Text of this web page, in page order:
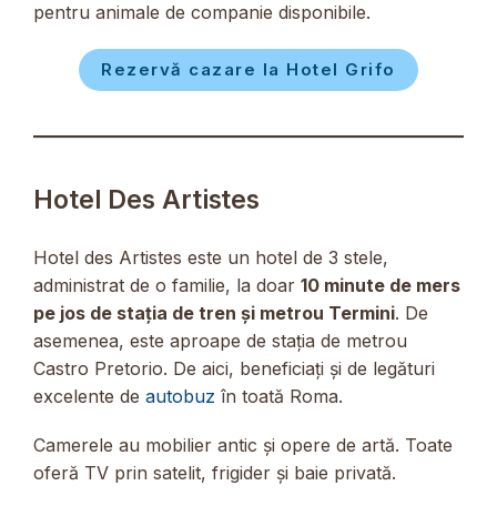
pentru animale de companie disponibile.
Rezervă cazare la Hotel Grifo
Hotel Des Artistes
Hotel des Artistes este un hotel de 3 stele,
administrat de o familie, la doar 10 minute de mers
pe jos de stația de tren și metrou Termini. De
asemenea, este aproape de stația de metrou
Castro Pretorio. De aici, beneficiați și de legături
excelente de autobuz în toată Roma.
Camerele au mobilier antic și opere de artă. Toate
oferă TV prin satelit, frigider și baie privată.